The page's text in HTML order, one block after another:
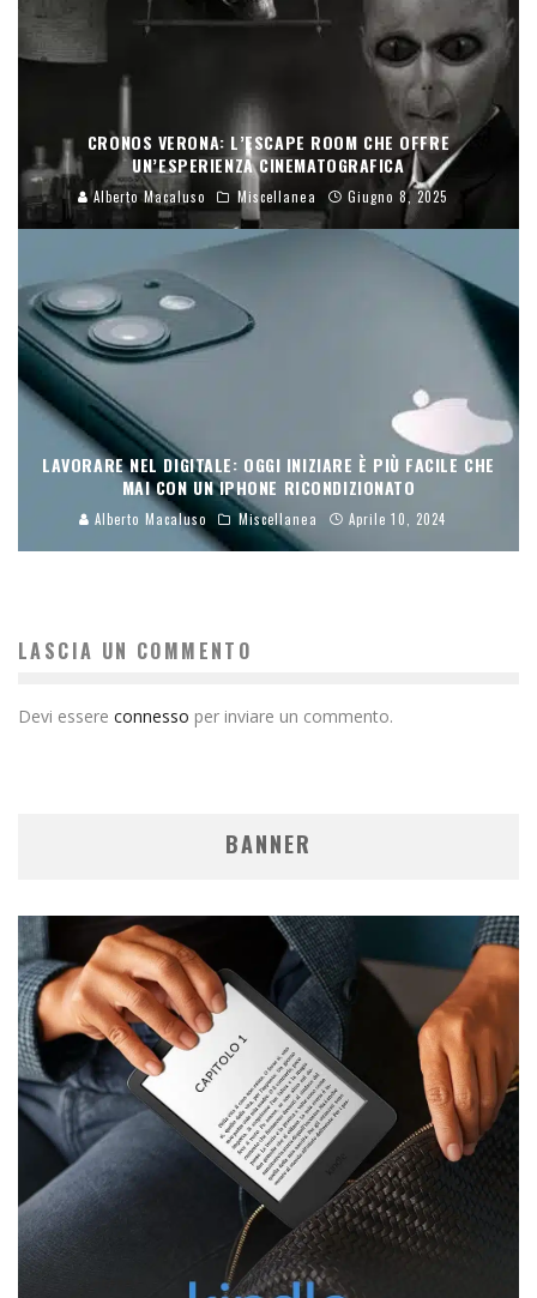
CRONOS VERONA: L’ESCAPE ROOM CHE OFFRE
UN’ESPERIENZA CINEMATOGRAFICA
Alberto Macaluso Miscellanea Giugno 8, 2025
LAVORARE NEL DIGITALE: OGGI INIZIARE È PIÙ FACILE CHE
MAI CON UN IPHONE RICONDIZIONATO
Alberto Macaluso Miscellanea Aprile 10, 2024
LASCIA UN COMMENTO
Devi essere connesso per inviare un commento.
BANNER